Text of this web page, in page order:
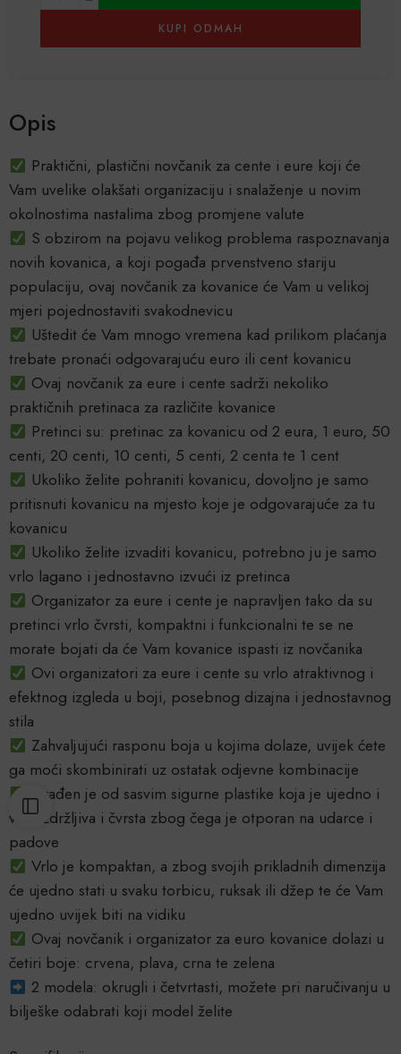
KUPI ODMAH
Opis
Praktični, plastični novčanik za cente i eure koji će
Vam uvelike olakšati organizaciju i snalaženje u novim
okolnostima nastalima zbog promjene valute
S obzirom na pojavu velikog problema raspoznavanja
novih kovanica, a koji pogađa prvenstveno stariju
populaciju, ovaj novčanik za kovanice će Vam u velikoj
mjeri pojednostaviti svakodnevicu
Uštedit će Vam mnogo vremena kad prilikom plaćanja
trebate pronaći odgovarajuću euro ili cent kovanicu
Ovaj novčanik za eure i cente sadrži nekoliko
praktičnih pretinaca za različite kovanice
Pretinci su: pretinac za kovanicu od 2 eura, 1 euro, 50
centi, 20 centi, 10 centi, 5 centi, 2 centa te 1 cent
Ukoliko želite pohraniti kovanicu, dovoljno je samo
pritisnuti kovanicu na mjesto koje je odgovarajuće za tu
kovanicu
Ukoliko želite izvaditi kovanicu, potrebno ju je samo
vrlo lagano i jednostavno izvući iz pretinca
Organizator za eure i cente je napravljen tako da su
pretinci vrlo čvrsti, kompaktni i funkcionalni te se ne
morate bojati da će Vam kovanice ispasti iz novčanika
Ovi organizatori za eure i cente su vrlo atraktivnog i
efektnog izgleda u boji, posebnog dizajna i jednostavnog
stila
Zahvaljujući rasponu boja u kojima dolaze, uvijek ćete
ga moći skombinirati uz ostatak odjevne kombinacije
Izrađen je od sasvim sigurne plastike koja je ujedno i
vrlo izdržljiva i čvrsta zbog čega je otporan na udarce i
padove
Vrlo je kompaktan, a zbog svojih prikladnih dimenzija
će ujedno stati u svaku torbicu, ruksak ili džep te će Vam
ujedno uvijek biti na vidiku
Ovaj novčanik i organizator za euro kovanice dolazi u
četiri boje: crvena, plava, crna te zelena
2 modela: okrugli i četvrtasti, možete pri naručivanju u
bilješke odabrati koji model želite